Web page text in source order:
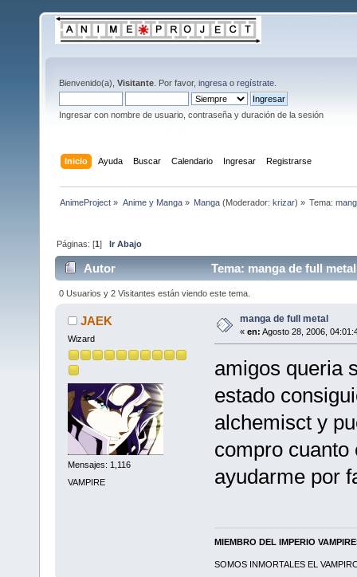
Bienvenido(a), Visitante . Por favor, ingresa o regístrate
Ingresar con nombre de usuario, contraseña y duración de la sesión
Inicio Ayuda Buscar Calendario Ingresar Registrarse
AnimeProject » Anime y Manga» Manga(Moderador: krizar) » Tema:
Páginas: [1]Ir Abajo
Autor Tema: manga de full
0 Usuarios y 2 Visitantes están viendo este tema.
JAEK
Wizard
Mensajes: 1,116
VAMPIRE
manga de full metal
« en: Agosto 28, 2006,
amigos queria
estado
alchemisct y
compro cuanto
ayudarme por
MIEMBRO DEL IMPERIO
SOMOS INMORTALES EL